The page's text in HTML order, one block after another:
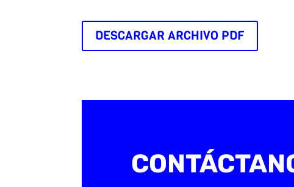
DESCARGAR ARCHIVO PDF